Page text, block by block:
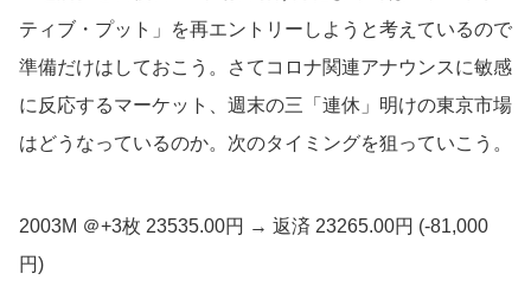
ティブ・プット」を再エントリーしようと考えているので
準備だけはしておこう。さてコロナ関連アナウンスに敏感
に反応するマーケット、週末の三「連休」明けの東京市場
はどうなっているのか。次のタイミングを狙っていこう。
2003M ＠+3枚 23535.00円 → 返済 23265.00円 (-81,000
円)